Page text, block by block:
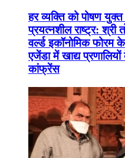
हर व्यक्ति को पोषण
प्रयत्नशील राष्ट्र: श्री
वर्ल्ड इकॉनोमिक फोरम
एजेंडा में खाद्य
कांफ्रेंस